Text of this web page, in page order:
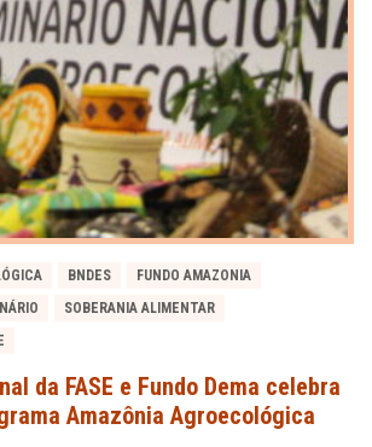
BNDES
FUNDO AMAZONIA
SOBERANIA ALIMENTAR
da FASE e Fundo Dema celebra
Amazônia Agroecológica